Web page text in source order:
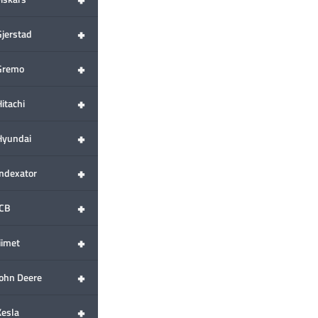
+
+
+
+
+
+
+
+
Deere
+